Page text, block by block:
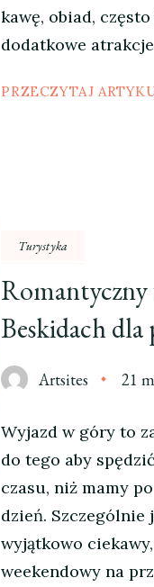
kawę, obiad,
dodatkowe
PRZECZYTAJ
Turystyka
Romantyczny
Beskidach dla
Artsites 21
Wyjazd w góry to
do tego aby
czasu, niż mamy
dzień. Szczególnie
wyjątkowo
weekendowy na